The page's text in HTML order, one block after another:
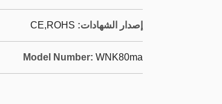
إصدار الشهادات: CE,ROHS
Model Number: WNK80ma